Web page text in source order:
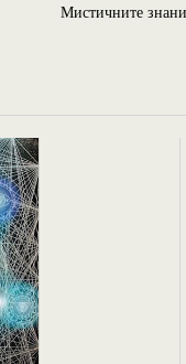
Мистичните